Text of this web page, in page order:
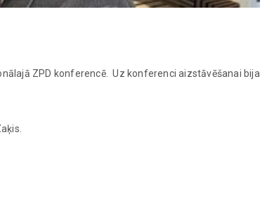
ZPD konferencē. Uz konferenci aizstāvēšanai bija